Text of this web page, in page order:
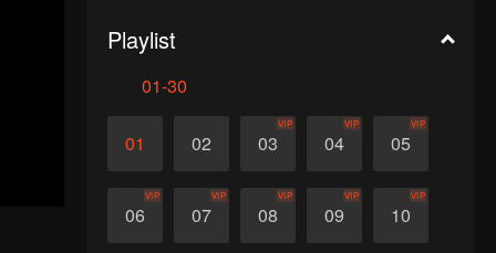
Playlist
01-30
01 02 03
VIP
04
VIP
05
VIP
06
VIP
07
VIP
08
VIP
09
VIP
10
VIP